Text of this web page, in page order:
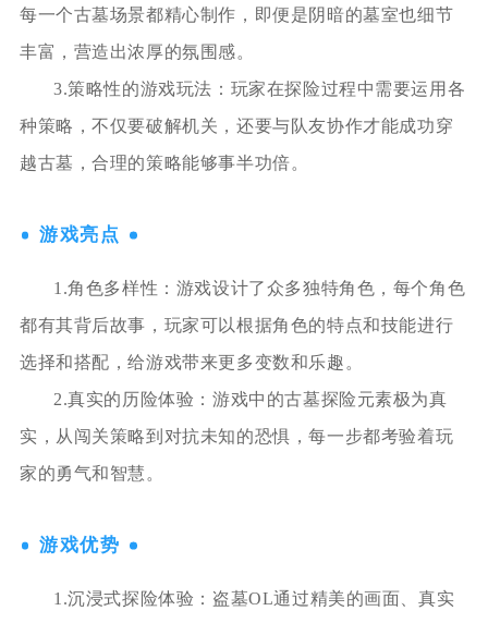
每一个古墓场景都精心制作，即便是阴暗的墓室也细节
丰富，营造出浓厚的氛围感。
3.策略性的游戏玩法：玩家在探险过程中需要运用各
种策略，不仅要破解机关，还要与队友协作才能成功穿
越古墓，合理的策略能够事半功倍。
游戏亮点
1.角色多样性：游戏设计了众多独特角色，每个角色
都有其背后故事，玩家可以根据角色的特点和技能进行
选择和搭配，给游戏带来更多变数和乐趣。
2.真实的历险体验：游戏中的古墓探险元素极为真
实，从闯关策略到对抗未知的恐惧，每一步都考验着玩
家的勇气和智慧。
游戏优势
1.沉浸式探险体验：盗墓OL通过精美的画面、真实